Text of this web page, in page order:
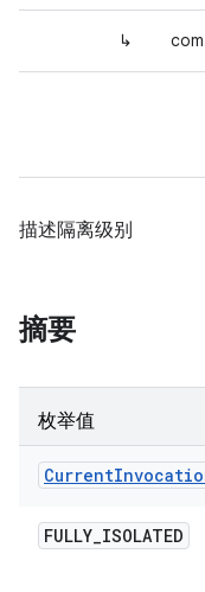
↳
描述隔离级别
摘要
枚举值
Current
FULLY_ISOLATED